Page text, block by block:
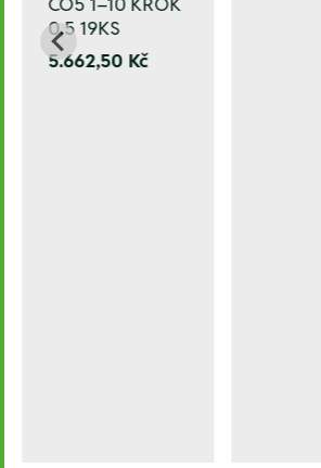
0,5 19KS
5.662,50 Kč